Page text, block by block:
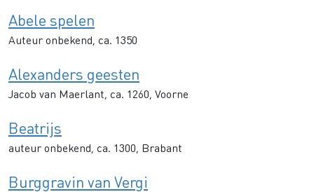
Abele spelen
Auteur onbekend, ca. 1350
Alexanders geesten
Jacob van Maerlant, ca. 1260, Voorne
Beatrijs
auteur onbekend, ca. 1300, Brabant
Burggravin van Vergi